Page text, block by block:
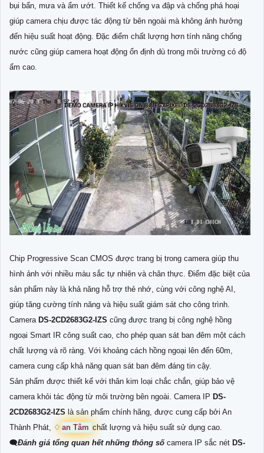
bụi bẩn, mưa và ẩm ướt. Thiết kế chống va đập và chống phá hoại
giúp camera chịu được tác động từ bên ngoài mà không ảnh hưởng
đến hiệu suất hoạt động. Đặc điểm chất lượng hơn tính năng chống
nước cũng giúp camera hoạt động ổn định dù trong môi trường có độ
ẩm cao.
Chip Progressive Scan CMOS được trang bị trong camera giúp thu
hình ảnh với nhiều màu sắc tự nhiên và chân thực. Điểm đặc biệt của
sản phẩm này là khả năng hỗ trợ thẻ nhớ, cùng với công nghệ AI,
giúp tăng cường tính năng và hiệu suất giám sát cho công trình.
Camera DS-2CD2683G2-IZS cũng được trang bị công nghệ hồng
ngoại Smart IR công suất cao, cho phép quan sát ban đêm một cách
chất lượng và rõ ràng. Với khoảng cách hồng ngoại lên đến 60m,
camera cung cấp khả năng quan sát ban đêm đáng tin cậy.
Sản phẩm được thiết kế với thân kim loại chắc chắn, giúp bảo vệ
camera khỏi tác động từ môi trường bên ngoài. Camera IP DS-
2CD2683G2-IZS là sản phẩm chính hãng, được cung cấp bởi An
Thành Phát, ♢ an Tâm chất lượng và hiệu suất sử dụng cao.
🗨️Đánh giá tổng quan hết những thông số camera IP sắc nét DS-